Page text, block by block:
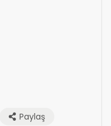
Paylaş